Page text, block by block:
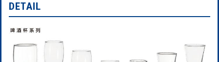
DETAIL